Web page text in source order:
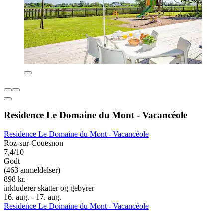
Residence Le Domaine du Mont - Vacancéole
Residence Le Domaine du Mont - Vacancéole
Roz-sur-Couesnon
7,4/10
Godt
(463 anmeldelser)
898 kr.
inkluderer skatter og gebyrer
16. aug. - 17. aug.
Residence Le Domaine du Mont - Vacancéole